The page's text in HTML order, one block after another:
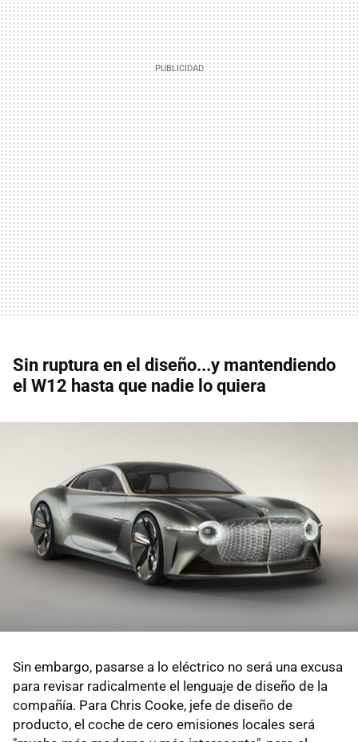
Sin ruptura en el diseño...y mantendiendo
el W12 hasta que nadie lo quiera
Sin embargo, pasarse a lo eléctrico no será una excusa
para revisar radicalmente el lenguaje de diseño de la
compañía. Para Chris Cooke, jefe de diseño de
producto, el coche de cero emisiones locales será